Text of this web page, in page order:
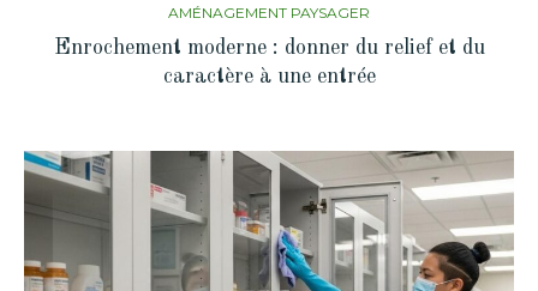
AMÉNAGEMENT PAYSAGER
Enrochement moderne : donner du relief et du
caractère à une entrée